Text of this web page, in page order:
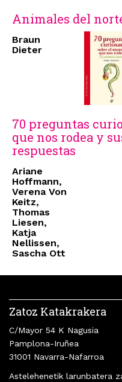
Animales del
Braun
Dieter
70 preguntas
que nos rodea y
respuestas
Ariane
Hoffmann,
Verena Von
Keitz,
Thomas
Liesen,
Katja
Nellissen,
Sascha Ott
Zatoz Katakrakera
C/Mayor 54 K Nagusia
Pamplona-Iruñea
31001 Navarra-Nafarroa
Astelehenetik larunbatera